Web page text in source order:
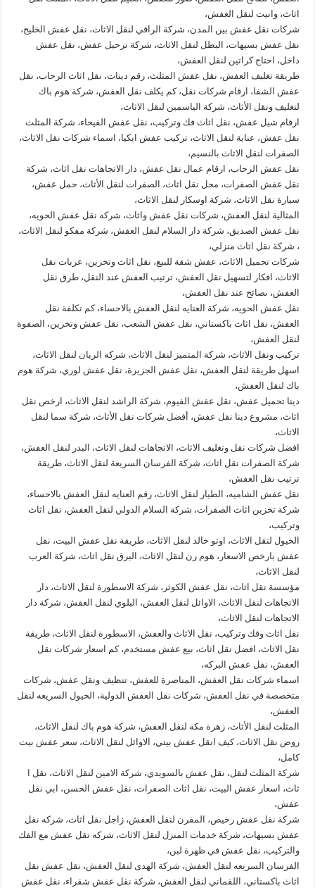
اثاث، وانيت لنقل العفش،
شركات نقل عفش بين المدن، شركة الراقي لنقل الاثاث، نقل عفش الخليج،
نقل عفش بسيهات، البطل لنقل الاثاث، شركة ترحيل عفش، نقل عفش
داخل، احتاج كراتين لنقل العفش،
طريقة تغليف العفش، نقل عفش المثلث، رقم دينات، نقل اثاث الرحاب، نقل
عفش الشفا، ارقام شركات نقل، كم يكلف نقل العفش، شركة هوم باك
لتغليف ونقل الأثاث، شركة الياسمين لنقل الاثاث،
ارقام شيل عفش، نقل اثاث فك وتركيب، نقل عفش الفيحاء، شركة المثلث
نقل عفش، عناية لنقل الاثاث، تركيب عفش ايكيا، اسماء شركات نقل الاثاث،
الصفرات لنقل الاثاث بالنسيم،
نقل عفش الرحاب، ارقام عمال نقل عفش، دار الاتجاهات نقل اثاث، شركة
نقل عفش الصفرات، محل نقل اثاث، الصفرات لنقل الأثاث، حمل عفش،
سيارة نقل الاثاث، شركة اوسكار لنقل الاثاث،
المثالية لنقل العفش، شركات نقل عفش واثاث، شركه نقل عفش الحويه،
نقل عفش الصديق، شركة دار السلام لنقل العفش، شركة مفكو لنقل الاثاث،
، شركة نقل اثاث منزلي،
شركات تحميل الاثاث، عفش شقة للبيع، نقل اثاث وتخزين، عربات نقل
الاثاث، افكار لتسهيل نقل العفش، ترتيب العفش عند النقل، طرق نقل
العفش، نصائح عند نقل العفش،
نقل عفش الحويه، شركة العنايه لنقل العفش بالاحساء، كم تكلفة نقل
العفش، نقل اثاث باكستاني، نقل عفش الشعب، نقل عفش وتخزين، الصفوة
لنقل العفش،
تركيب ونقل الاثاث، شركة المتميز لنقل الاثاث، شركه الريان لنقل الاثاث،
اسهل طريقة لنقل العفش، نقل عفش الجزيرة، نقل عفش لوري، شركة هوم
باك لنقل العفش،
دينا تحميل عفش، نقل عفش الفيوم، شركة الراشد لنقل الاثاث، ارخص نقل
اثاث، مشروع دينا نقل عفش، أفضل شركات نقل الأثاث، شركة سما لنقل
الاثاث،
افضل شركات نقل وتغليف الاثاث، الاتجاهات لنقل الاثاث، البدر لنقل العفش،
شركة الصفرات نقل اثاث، شركة الفرسان السريعة لنقل الاثاث، طريقة
ترتيب نقل العفش،
نقل عفش الشاميه، الطيار لنقل الاثاث، رقم العنايه لنقل العفش بالاحساء،
شركة تخزين اثاث الصفرات، شركة السلام الدولي لنقل العفش، نقل اثاث
وتركيب،
الخيول لنقل الاثاث، اوتو خالد لنقل الاثاث، طريقة نقل عفش البيت، نقل
عفش بارخص الاسعار، هوم رن لنقل الاثاث، البرق نقل اثاث، شركة العرب
لنقل الاثاث،
مؤسسة نقل اثاث، نقل عفش الكوثر، شركة الاسطورة لنقل الاثاث، دار
الاتجاهات لنقل الاثاث، الاوائل لنقل العفش، البلوي لنقل العفش، شركة دار
الاتجاهات لنقل الاثاث،
نقل اثاث وفك وتركيب، نقل الاثاث والعفش، الاسطورة لنقل الاثاث، طريقة
نقل الاثاث، افضل نقل اثاث، بيع عفش مستخدم، كم اسعار شركات نقل
العفش، نقل عفش البركه،
اسماء شركات نقل العفش، المناصرة للعفش، تنظيف ونقل عفش، شركات
متخصصة في نقل العفش، شركات نقل العفش الدولية، الخيول السريعه لنقل
العفش،
المثلث لنقل الأثاث، زهرة مكة لنقل العفش، شركة هوم باك لنقل الاثاث،
روض نقل الاثاث، كيف انقل عفش بيتي، الاوائل لنقل الاثاث، سعر عفش بيت
كامل،
شركة المثلث لنقل، نقل عفش بالسويدي، شركة الامين لنقل الاثاث، نقل ا
ثاث، اسعار عفش البيت، نقل اثاث الصفرات، نقل عفش الحسن، ابي نقل
عفش،
شركة نقل عفش رخيص، المقرن لنقل العفش، زاجل نقل اثاث، شركه نقل
عفش بسيهات، شركة خدمات المنزل لنقل الاثاث، شركه نقل عفش مع الفك
والتركيب، نقل عفش في ظهرة لبن،
الفرسان السريعه لنقل العفش، شركة الهدى لنقل العفش، نقل عفش نقل
اثاث باكستاني، اللقماني لنقل العفش، شركة نقل عفش شقراء، نقل عفش